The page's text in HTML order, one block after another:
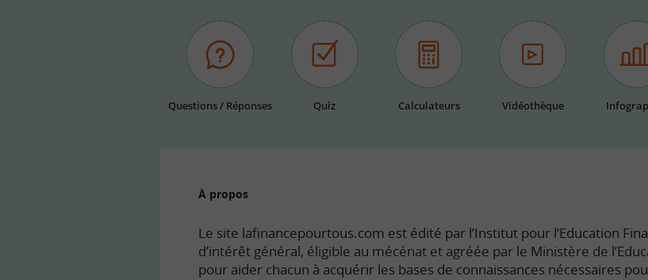
Questions / Réponses Quiz Calculateurs Vidéothèque
À propos
Le site lafinancepourtous.com est édité par l’Institut pour l’Education
d’intérêt général, éligible au mécénat et agréée par le Ministère de
pour aider chacun à acquérir les bases de connaissances nécessaires